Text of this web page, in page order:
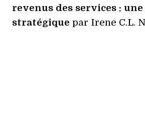
revenus des services :
stratégique par Irene C.L.